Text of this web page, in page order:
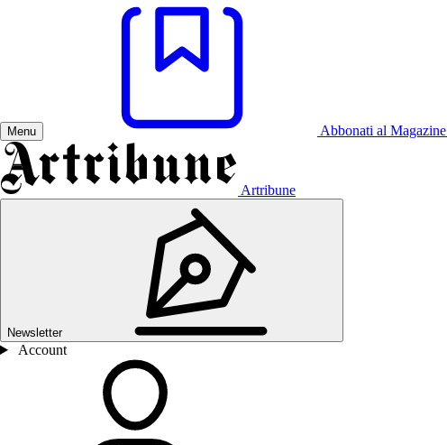
Menu Abbonati al Magazine
Artribune
Newsletter
Account